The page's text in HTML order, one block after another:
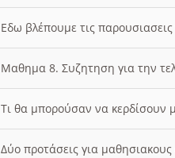
Εδω βλέπουμε τις
Μαθημα 8. Συζητηση για την
Τι θα μπορούσαν να κερδίσουν
Δύο προτάσεις για